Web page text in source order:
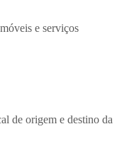
e serviços
de origem e destino da